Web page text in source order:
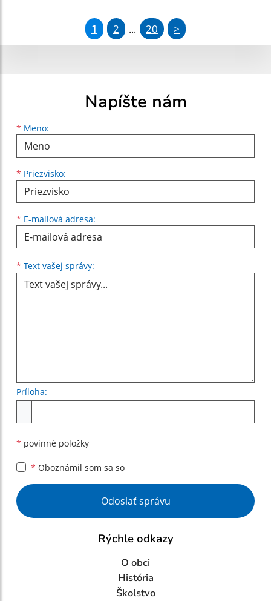
1 2 ... 20 >
Napíšte nám
* Meno:
Meno
* Priezvisko:
Priezvisko
* E-mailová adresa:
E-mailová adresa
* Text vašej správy:
Príloha:
* povinné položky
* Oboznámil som sa so
Google reCaptcha Response
Odoslať správu
Rýchle odkazy
O obci
História
Školstvo